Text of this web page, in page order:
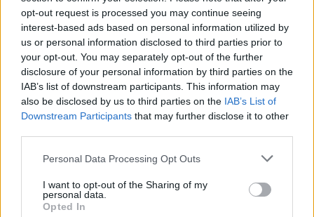
opt-out request is processed you may continue seeing
interest-based ads based on personal information utilized by
us or personal information disclosed to third parties prior to
your opt-out. You may separately opt-out of the further
disclosure of your personal information by third parties on the
IAB’s list of downstream participants. This information may
also be disclosed by us to third parties on the IAB’s List of
Downstream Participants that may further disclose it to other
Personal Data Processing Opt Outs
I want to opt-out of the Sharing of my
personal data.
Opted In
La dirección IP de la computadora solicitante,
Fecha y hora de acceso,
El nombre y la URL del archivo consultado,
El sitio web responsable del acceso (URL de
referencia),
El navegador web utilizado y, si corresponde, el sistema
operativo de su computadora y el nombre de su
proveedor de servicios.
Los datos mencionados serán procesados para los
siguientes propósitos:
Suministro del sitio web, incluidas todas las funciones y
el contenido,
Asegurar una conexión fluida al sitio web,